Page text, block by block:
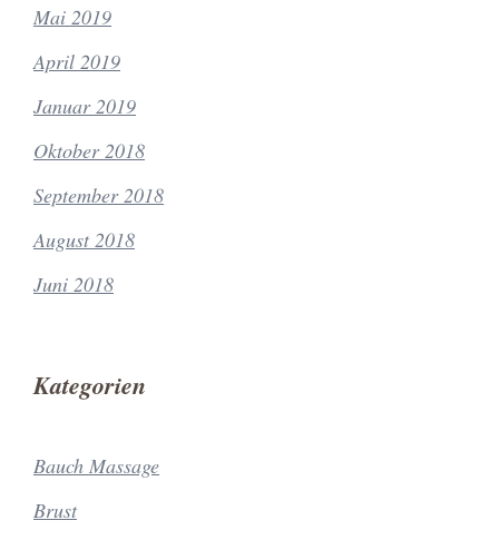
Mai 2019
April 2019
Januar 2019
Oktober 2018
September 2018
August 2018
Juni 2018
Kategorien
Bauch Massage
Brust